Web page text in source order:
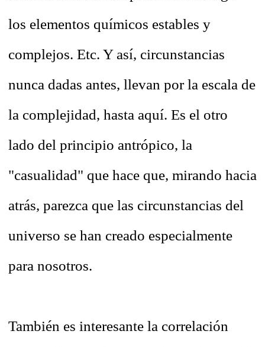
los elementos químicos estables y
complejos. Etc. Y así, circunstancias
nunca dadas antes, llevan por la escala de
la complejidad, hasta aquí. Es el otro
lado del principio antrópico, la
"casualidad" que hace que, mirando hacia
atrás, parezca que las circunstancias del
universo se han creado especialmente
para nosotros.
También es interesante la correlación